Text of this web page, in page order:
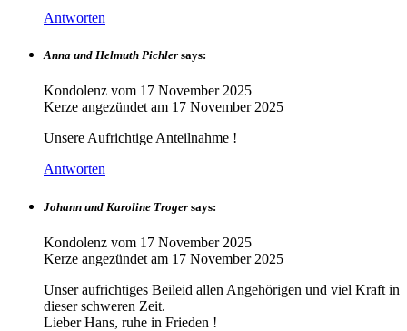
Antworten
Anna und Helmuth Pichler says:
Kondolenz vom 17 November 2025
Kerze angezündet am 17 November 2025
Unsere Aufrichtige Anteilnahme !
Antworten
Johann und Karoline Troger says:
Kondolenz vom 17 November 2025
Kerze angezündet am 17 November 2025
Unser aufrichtiges Beileid allen Angehörigen und viel Kraft in
dieser schweren Zeit.
Lieber Hans, ruhe in Frieden !